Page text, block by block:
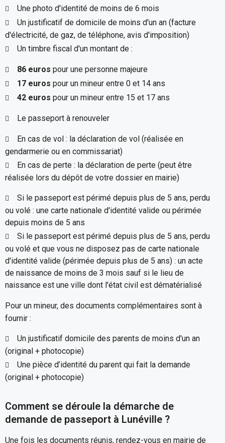
Une photo d'identité de moins de 6 mois
Un justificatif de domicile de moins d'un an (facture
d'électricité, de gaz, de téléphone, avis d'imposition)
Un timbre fiscal d'un montant de :
86 euros pour une personne majeure
17 euros pour un mineur entre 0 et 14 ans
42 euros pour un mineur entre 15 et 17 ans
Le passeport à renouveler
En cas de vol : la déclaration de vol (réalisée en
gendarmerie ou en commissariat)
En cas de perte : la déclaration de perte (peut être
réalisée lors du dépôt de votre dossier en mairie)
Si le passeport est périmé depuis plus de 5 ans, perdu
ou volé : une carte nationale d'identité valide ou périmée
depuis moins de 5 ans
Si le passeport est périmé depuis plus de 5 ans, perdu
ou volé et que vous ne disposez pas de carte nationale
d'identité valide (périmée depuis plus de 5 ans) : un acte
de naissance de moins de 3 mois sauf si le lieu de
naissance est une ville dont l'état civil est dématérialisé
Pour un mineur, des documents complémentaires sont à
fournir :
Un justificatif domicile des parents de moins d'un an
(original + photocopie)
Une pièce d’identité du parent qui fait la demande
(original + photocopie)
Comment se déroule la démarche de
demande de passeport à Lunéville ?
Une fois les documents réunis, rendez-vous en mairie de